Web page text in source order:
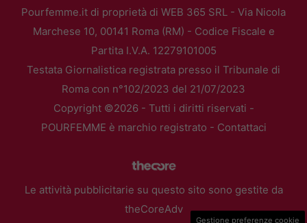
Pourfemme.it di proprietà di WEB 365 SRL - Via Nicola
Marchese 10, 00141 Roma (RM) - Codice Fiscale e
Partita I.V.A. 12279101005
Testata Giornalistica registrata presso il Tribunale di
Roma con n°102/2023 del 21/07/2023
Copyright ©2026 - Tutti i diritti riservati -
POURFEMME è marchio registrato - Contattaci
Le attività pubblicitarie su questo sito sono gestite da
theCoreAdv
Gestione preferenze cookie